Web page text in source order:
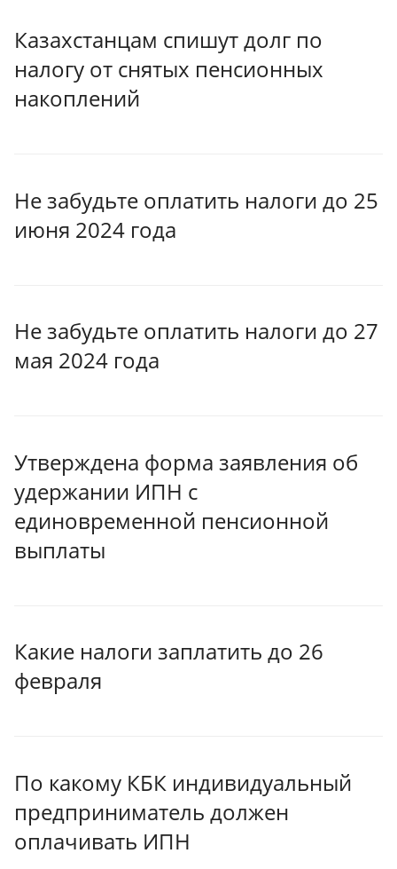
Казахстанцам спишут долг по
налогу от снятых пенсионных
накоплений
Не забудьте оплатить налоги до 25
июня 2024 года
Не забудьте оплатить налоги до 27
мая 2024 года
Утверждена форма заявления об
удержании ИПН с
единовременной пенсионной
выплаты
Какие налоги заплатить до 26
февраля
По какому КБК индивидуальный
предприниматель должен
оплачивать ИПН